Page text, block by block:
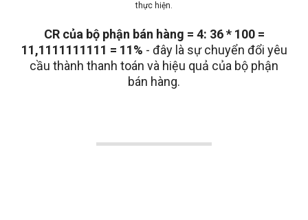
thực hiện.
CR của bộ phận bán hàng = 4: 36 * 100 =
11,1111111111 = 11% - đây là sự chuyển đổi yêu
cầu thành thanh toán và hiệu quả của bộ phận
bán hàng.